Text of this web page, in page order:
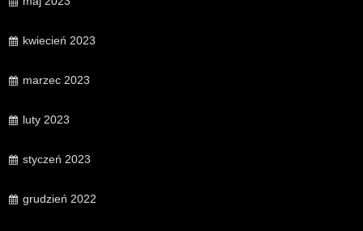
kwiecień 2023
marzec 2023
luty 2023
styczeń 2023
grudzień 2022